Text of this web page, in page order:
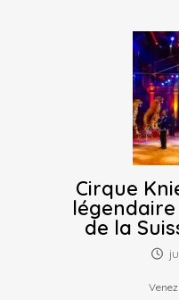
Cirque
de la